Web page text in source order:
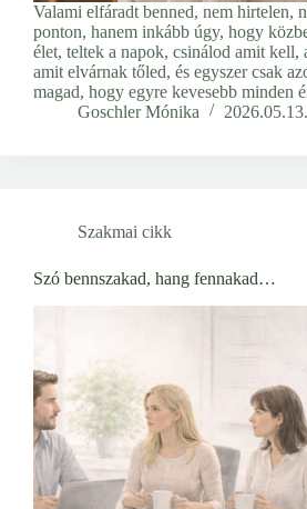
Valami elfáradt benned, nem hirtelen,
ponton, hanem inkább úgy, hogy
élet, teltek a napok, csinálod amit kell,
amit elvárnak tőled, és egyszer csak
magad, hogy egyre kevesebb minden
Goschler Mónika
2026.05.13.
Szakmai cikk
Szó bennszakad, hang fennakad…